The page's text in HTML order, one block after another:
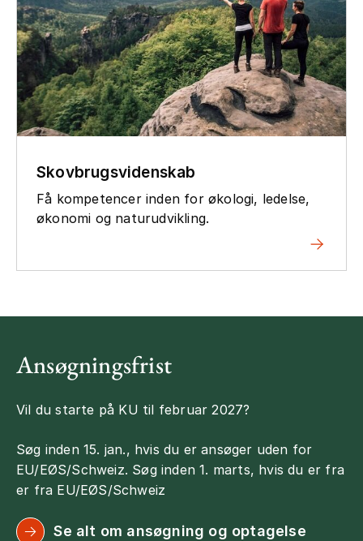
Skovbrugsvidenskab
Få kompetencer inden for økologi, ledelse,
økonomi og naturudvikling.
Ansøgningsfrist
Vil du starte på KU til februar 2027?
Søg inden 15. jan., hvis du er ansøger uden for
EU/EØS/Schweiz. Søg inden 1. marts, hvis du er fra
er fra EU/EØS/Schweiz
Se alt om ansøgning og optagelse